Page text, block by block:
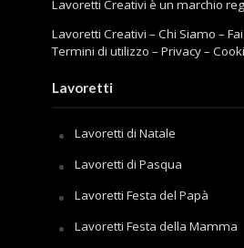
Lavoretti Creativi è un marchio
Lavoretti Creativi –Chi Siamo –
Termini di utilizzo –Privacy–
Lavoretti
Lavoretti di Natale
Lavoretti di Pasqua
Lavoretti Festa del Papà
Lavoretti Festa della Mamma